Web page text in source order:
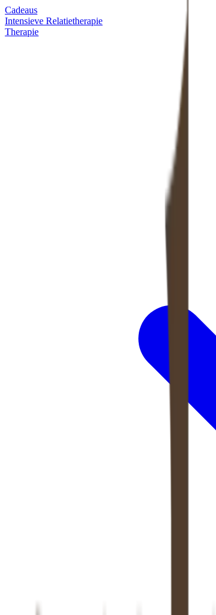
Cadeaus
Intensieve Relatietherapie
Therapie